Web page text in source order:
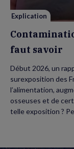
Explication
faut savoir
Début 2026, un
surexposition des
l’alimentation,
osseuses et de
telle exposition ?